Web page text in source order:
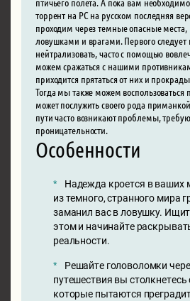
торрент на PC на русском последняя
проходим через темные опасные
ловушками и врагами. Первого следует
нейтрализовать, часто с помощью
можем сражаться с нашими
приходится прятаться от них и
Тогда мы также можем
может послужить своего рода
пути часто возникают проблемы,
проницательности.
Особенности
Надежда кроется в ваших
из темного, странного мира
заманил вас в ловушку.
этом и начинайте
реальности.
Решайте головоломки
путешествия вы
которые пытаются